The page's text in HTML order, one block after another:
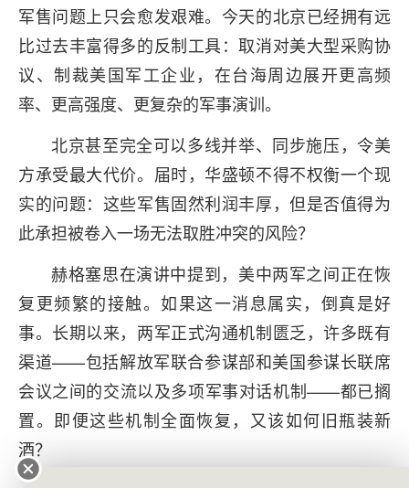
军售问题上只会愈发艰难。今天的北京已经拥有远
比过去丰富得多的反制工具：取消对美大型采购协
议、制裁美国军工企业，在台海周边展开更高频
率、更高强度、更复杂的军事演训。
北京甚至完全可以多线并举、同步施压，令美
方承受最大代价。届时，华盛顿不得不权衡一个现
实的问题：这些军售固然利润丰厚，但是否值得为
此承担被卷入一场无法取胜冲突的风险？
赫格塞思在演讲中提到，美中两军之间正在恢
复更频繁的接触。如果这一消息属实，倒真是好
事。长期以来，两军正式沟通机制匮乏，许多既有
渠道——包括解放军联合参谋部和美国参谋长联席
会议之间的交流以及多项军事对话机制——都已搁
置。即便这些机制全面恢复，又该如何旧瓶装新
酒？